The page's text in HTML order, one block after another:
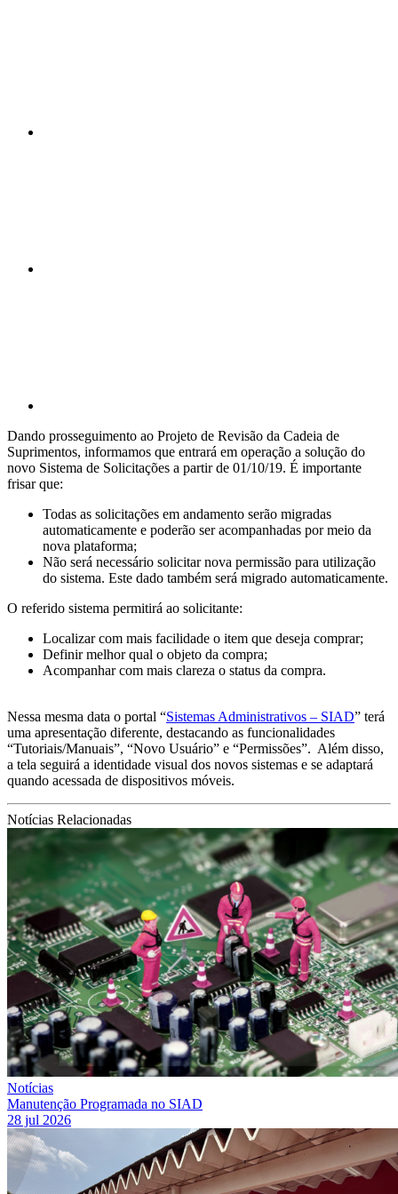
Dando prosseguimento ao Projeto de Revisão da Cadeia de
Suprimentos, informamos que entrará em operação a solução do
novo Sistema de Solicitações a partir de 01/10/19. É importante
frisar que:
Todas as solicitações em andamento serão migradas
automaticamente e poderão ser acompanhadas por meio da
nova plataforma;
Não será necessário solicitar nova permissão para utilização
do sistema. Este dado também será migrado automaticamente.
O referido sistema permitirá ao solicitante:
Localizar com mais facilidade o item que deseja comprar;
Definir melhor qual o objeto da compra;
Acompanhar com mais clareza o status da compra.
Nessa mesma data o portal “Sistemas Administrativos – SIAD” terá
uma apresentação diferente, destacando as funcionalidades
“Tutoriais/Manuais”, “Novo Usuário” e “Permissões”. Além disso,
a tela seguirá a identidade visual dos novos sistemas e se adaptará
quando acessada de dispositivos móveis.
Notícias Relacionadas
Notícias
Manutenção Programada no SIAD
28 jul 2026